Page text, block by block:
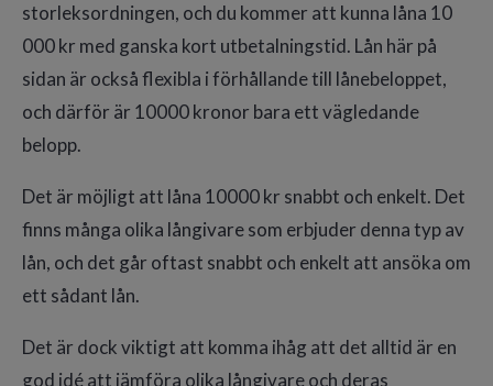
storleksordningen, och du kommer att kunna låna 10
000 kr med ganska kort utbetalningstid. Lån här på
sidan är också flexibla i förhållande till lånebeloppet,
och därför är 10000 kronor bara ett vägledande
belopp.
Det är möjligt att låna 10000 kr snabbt och enkelt. Det
finns många olika långivare som erbjuder denna typ av
lån, och det går oftast snabbt och enkelt att ansöka om
ett sådant lån.
Det är dock viktigt att komma ihåg att det alltid är en
god idé att jämföra olika långivare och deras